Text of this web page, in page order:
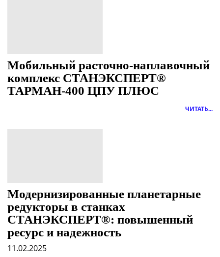
Мобильный расточно-наплавочный
комплекс СТАНЭКСПЕРТ®
ТАРМАН-400 ЦПУ ПЛЮС
ЧИТАТЬ...
Модернизированные планетарные
редукторы в станках
СТАНЭКСПЕРТ®: повышенный
ресурс и надежность
11.02.2025